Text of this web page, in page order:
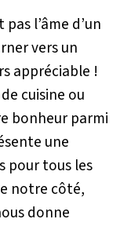
l’âme d’un
vers un
appréciable !
cuisine ou
bonheur parmi
une
pour tous les
notre côté,
donne